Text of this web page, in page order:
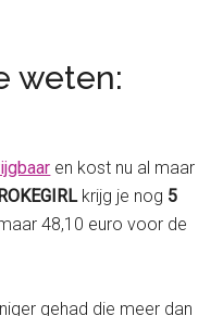
weten:
en kost nu al maar
krijg je nog 5
48,10 euro voor de
gehad die meer dan